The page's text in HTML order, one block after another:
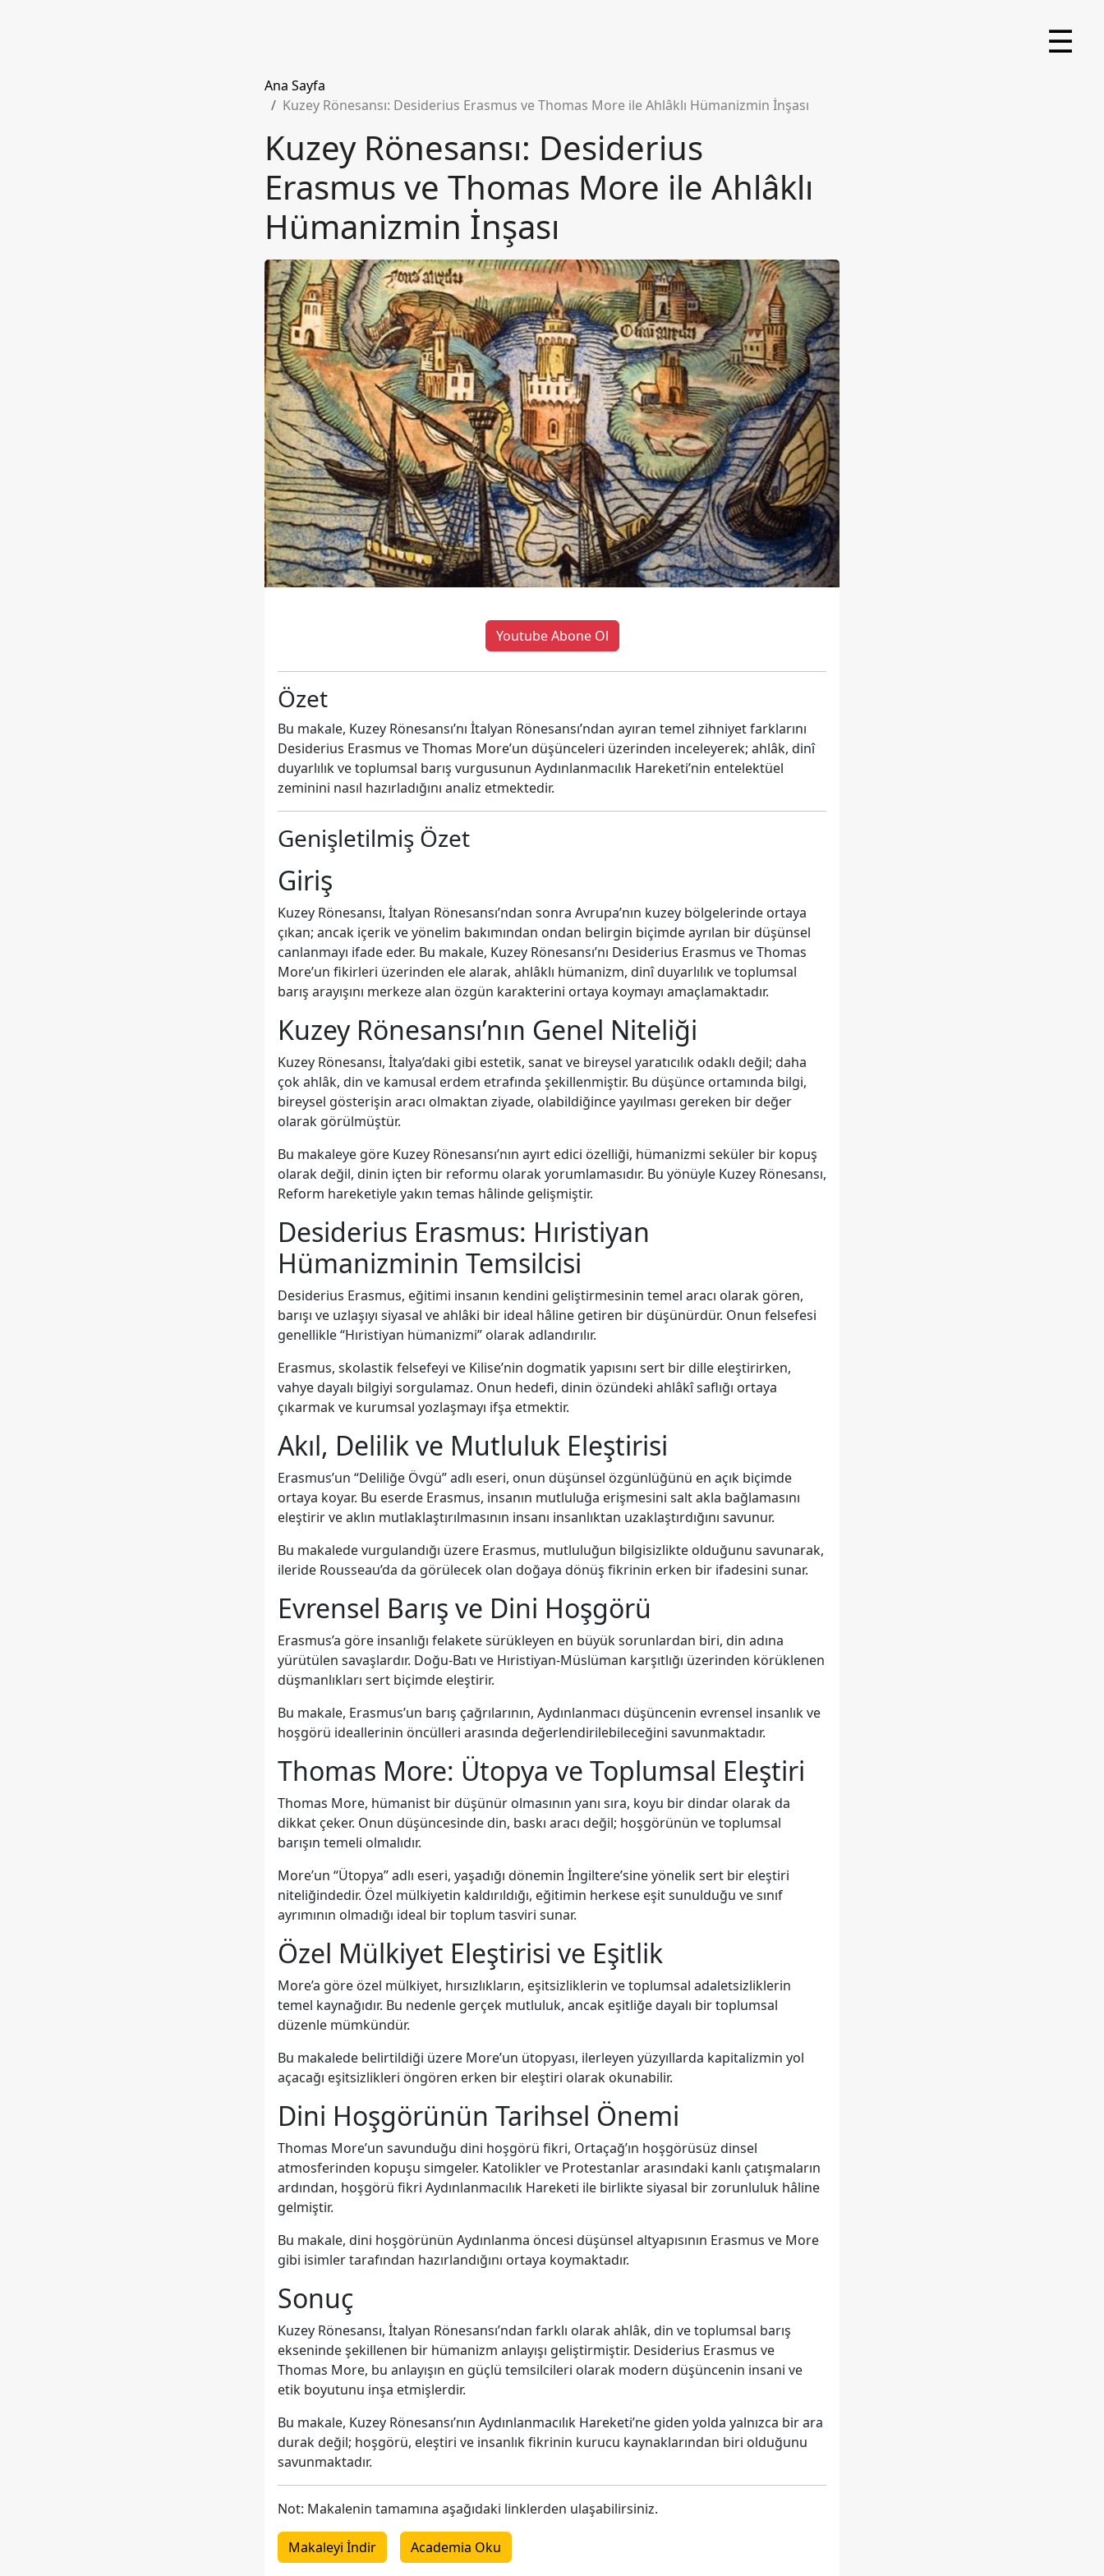
☰
Ana Sayfa
Kuzey Rönesansı: Desiderius Erasmus ve Thomas More ile Ahlâklı Hümanizmin İnşası
Kuzey Rönesansı: Desiderius
Erasmus ve Thomas More ile Ahlâklı
Hümanizmin İnşası
Youtube Abone Ol
Özet
Bu makale, Kuzey Rönesansı’nı İtalyan Rönesansı’ndan ayıran temel zihniyet farklarını
Desiderius Erasmus ve Thomas More’un düşünceleri üzerinden inceleyerek; ahlâk, dinî
duyarlılık ve toplumsal barış vurgusunun Aydınlanmacılık Hareketi’nin entelektüel
zeminini nasıl hazırladığını analiz etmektedir.
Genişletilmiş Özet
Giriş
Kuzey Rönesansı, İtalyan Rönesansı’ndan sonra Avrupa’nın kuzey bölgelerinde ortaya
çıkan; ancak içerik ve yönelim bakımından ondan belirgin biçimde ayrılan bir düşünsel
canlanmayı ifade eder. Bu makale, Kuzey Rönesansı’nı Desiderius Erasmus ve Thomas
More’un fikirleri üzerinden ele alarak, ahlâklı hümanizm, dinî duyarlılık ve toplumsal
barış arayışını merkeze alan özgün karakterini ortaya koymayı amaçlamaktadır.
Kuzey Rönesansı’nın Genel Niteliği
Kuzey Rönesansı, İtalya’daki gibi estetik, sanat ve bireysel yaratıcılık odaklı değil; daha
çok ahlâk, din ve kamusal erdem etrafında şekillenmiştir. Bu düşünce ortamında bilgi,
bireysel gösterişin aracı olmaktan ziyade, olabildiğince yayılması gereken bir değer
olarak görülmüştür.
Bu makaleye göre Kuzey Rönesansı’nın ayırt edici özelliği, hümanizmi seküler bir kopuş
olarak değil, dinin içten bir reformu olarak yorumlamasıdır. Bu yönüyle Kuzey Rönesansı,
Reform hareketiyle yakın temas hâlinde gelişmiştir.
Desiderius Erasmus: Hıristiyan
Hümanizminin Temsilcisi
Desiderius Erasmus, eğitimi insanın kendini geliştirmesinin temel aracı olarak gören,
barışı ve uzlaşıyı siyasal ve ahlâki bir ideal hâline getiren bir düşünürdür. Onun felsefesi
genellikle “Hıristiyan hümanizmi” olarak adlandırılır.
Erasmus, skolastik felsefeyi ve Kilise’nin dogmatik yapısını sert bir dille eleştirirken,
vahye dayalı bilgiyi sorgulamaz. Onun hedefi, dinin özündeki ahlâkî saflığı ortaya
çıkarmak ve kurumsal yozlaşmayı ifşa etmektir.
Akıl, Delilik ve Mutluluk Eleştirisi
Erasmus’un “Deliliğe Övgü” adlı eseri, onun düşünsel özgünlüğünü en açık biçimde
ortaya koyar. Bu eserde Erasmus, insanın mutluluğa erişmesini salt akla bağlamasını
eleştirir ve aklın mutlaklaştırılmasının insanı insanlıktan uzaklaştırdığını savunur.
Bu makalede vurgulandığı üzere Erasmus, mutluluğun bilgisizlikte olduğunu savunarak,
ileride Rousseau’da da görülecek olan doğaya dönüş fikrinin erken bir ifadesini sunar.
Evrensel Barış ve Dini Hoşgörü
Erasmus’a göre insanlığı felakete sürükleyen en büyük sorunlardan biri, din adına
yürütülen savaşlardır. Doğu-Batı ve Hıristiyan-Müslüman karşıtlığı üzerinden körüklenen
düşmanlıkları sert biçimde eleştirir.
Bu makale, Erasmus’un barış çağrılarının, Aydınlanmacı düşüncenin evrensel insanlık ve
hoşgörü ideallerinin öncülleri arasında değerlendirilebileceğini savunmaktadır.
Thomas More: Ütopya ve Toplumsal Eleştiri
Thomas More, hümanist bir düşünür olmasının yanı sıra, koyu bir dindar olarak da
dikkat çeker. Onun düşüncesinde din, baskı aracı değil; hoşgörünün ve toplumsal
barışın temeli olmalıdır.
More’un “Ütopya” adlı eseri, yaşadığı dönemin İngiltere’sine yönelik sert bir eleştiri
niteliğindedir. Özel mülkiyetin kaldırıldığı, eğitimin herkese eşit sunulduğu ve sınıf
ayrımının olmadığı ideal bir toplum tasviri sunar.
Özel Mülkiyet Eleştirisi ve Eşitlik
More’a göre özel mülkiyet, hırsızlıkların, eşitsizliklerin ve toplumsal adaletsizliklerin
temel kaynağıdır. Bu nedenle gerçek mutluluk, ancak eşitliğe dayalı bir toplumsal
düzenle mümkündür.
Bu makalede belirtildiği üzere More’un ütopyası, ilerleyen yüzyıllarda kapitalizmin yol
açacağı eşitsizlikleri öngören erken bir eleştiri olarak okunabilir.
Dini Hoşgörünün Tarihsel Önemi
Thomas More’un savunduğu dini hoşgörü fikri, Ortaçağ’ın hoşgörüsüz dinsel
atmosferinden kopuşu simgeler. Katolikler ve Protestanlar arasındaki kanlı çatışmaların
ardından, hoşgörü fikri Aydınlanmacılık Hareketi ile birlikte siyasal bir zorunluluk hâline
gelmiştir.
Bu makale, dini hoşgörünün Aydınlanma öncesi düşünsel altyapısının Erasmus ve More
gibi isimler tarafından hazırlandığını ortaya koymaktadır.
Sonuç
Kuzey Rönesansı, İtalyan Rönesansı’ndan farklı olarak ahlâk, din ve toplumsal barış
ekseninde şekillenen bir hümanizm anlayışı geliştirmiştir. Desiderius Erasmus ve
Thomas More, bu anlayışın en güçlü temsilcileri olarak modern düşüncenin insani ve
etik boyutunu inşa etmişlerdir.
Bu makale, Kuzey Rönesansı’nın Aydınlanmacılık Hareketi’ne giden yolda yalnızca bir ara
durak değil; hoşgörü, eleştiri ve insanlık fikrinin kurucu kaynaklarından biri olduğunu
savunmaktadır.
Not: Makalenin tamamına aşağıdaki linklerden ulaşabilirsiniz.
Makaleyi İndir Academia Oku